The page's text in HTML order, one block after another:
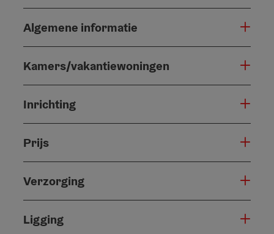
Algemene informatie
Kamers/vakantiewoningen
Inrichting
Prijs
Verzorging
Ligging